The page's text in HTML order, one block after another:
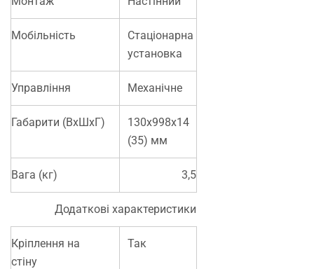
Мобільність
Стаціонарна
установка
Управління Механічне
Габарити (ВхШхГ)
130х998х14
(35) мм
Вага (кг) 3,5
Додаткові характеристики
Кріплення на
стіну
Так